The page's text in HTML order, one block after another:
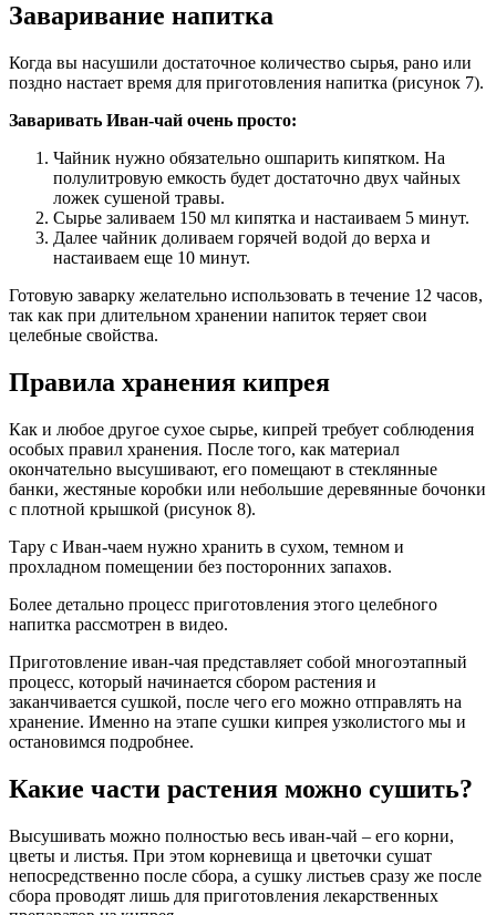
Заваривание напитка
Когда вы насушили достаточное количество сырья, рано или
поздно настает время для приготовления напитка (рисунок 7).
Заваривать Иван-чай очень просто:
Чайник нужно обязательно ошпарить кипятком. На
полулитровую емкость будет достаточно двух чайных
ложек сушеной травы.
Сырье заливаем 150 мл кипятка и настаиваем 5 минут.
Далее чайник доливаем горячей водой до верха и
настаиваем еще 10 минут.
Готовую заварку желательно использовать в течение 12 часов,
так как при длительном хранении напиток теряет свои
целебные свойства.
Правила хранения кипрея
Как и любое другое сухое сырье, кипрей требует соблюдения
особых правил хранения. После того, как материал
окончательно высушивают, его помещают в стеклянные
банки, жестяные коробки или небольшие деревянные бочонки
с плотной крышкой (рисунок 8).
Тару с Иван-чаем нужно хранить в сухом, темном и
прохладном помещении без посторонних запахов.
Более детально процесс приготовления этого целебного
напитка рассмотрен в видео.
Приготовление иван-чая представляет собой многоэтапный
процесс, который начинается сбором растения и
заканчивается сушкой, после чего его можно отправлять на
хранение. Именно на этапе сушки кипрея узколистого мы и
остановимся подробнее.
Какие части растения можно сушить?
Высушивать можно полностью весь иван-чай – его корни,
цветы и листья. При этом корневища и цветочки сушат
непосредственно после сбора, а сушку листьев сразу же после
сбора проводят лишь для приготовления лекарственных